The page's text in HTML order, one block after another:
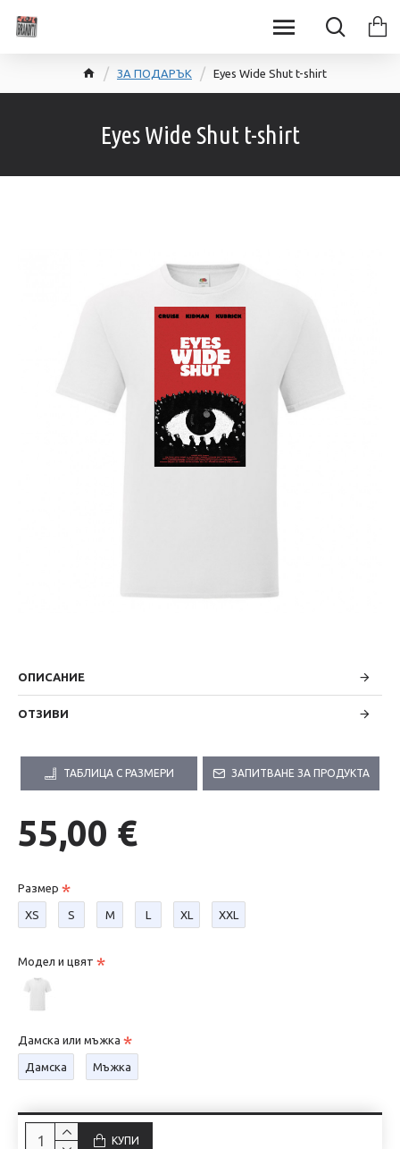
ЗА ПОДАРЪК Eyes Wide Shut t-shirt
Eyes Wide Shut t-shirt
ОПИСАНИЕ
ОТЗИВИ
ТАБЛИЦА С РАЗМЕРИ ЗАПИТВАНЕ ЗА ПРОДУКТА
55,00 €
Размер
XS S М L XL XXL
Модел и цвят
Дамска или мъжка
Дамска Мъжка
КУПИ